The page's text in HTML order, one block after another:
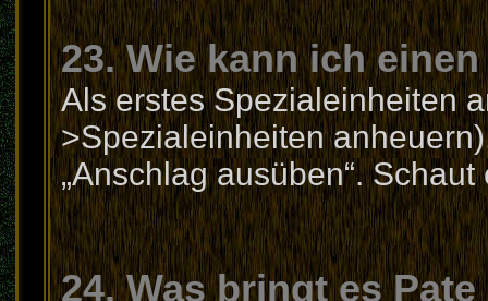
23. Wie kann ich
Als erstes Spezialeinheiten
>Spezialeinheiten
„Anschlag ausüben“.
24. Was bringt es